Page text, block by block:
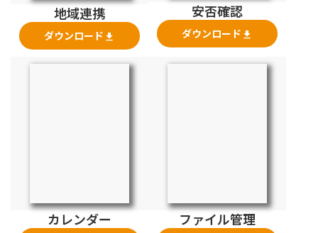
地域連携
ダウンロード file_download
安否確認
ダウンロード file_download
カレンダー ファイル管理